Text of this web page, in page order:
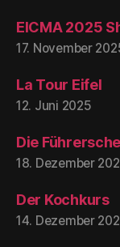
EICMA 2025
17. November
La Tour Eifel
12. Juni 2025
Die
18. Dezember
Der Kochkurs
14. Dezember